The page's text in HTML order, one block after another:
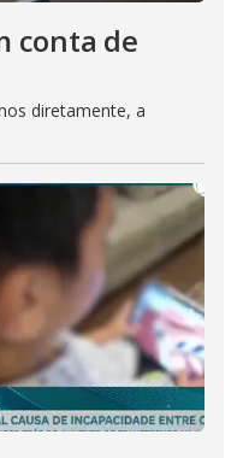
conta de
diretamente, a